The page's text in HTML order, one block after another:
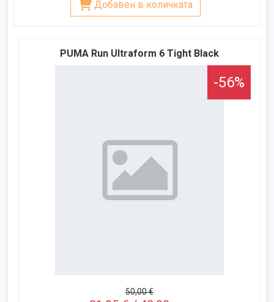
Добавен в количката
PUMA Run Ultraform 6 Tight Black
-56%
50,00 €